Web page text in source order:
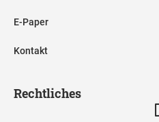
E-Paper
Kontakt
Rechtliches